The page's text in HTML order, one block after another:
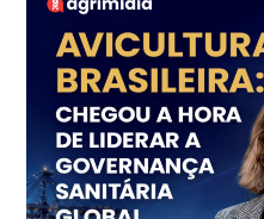
SP
R$ 7,18
kg
Trigo Atacado - Regional
PR
R$ 1.414,46
t